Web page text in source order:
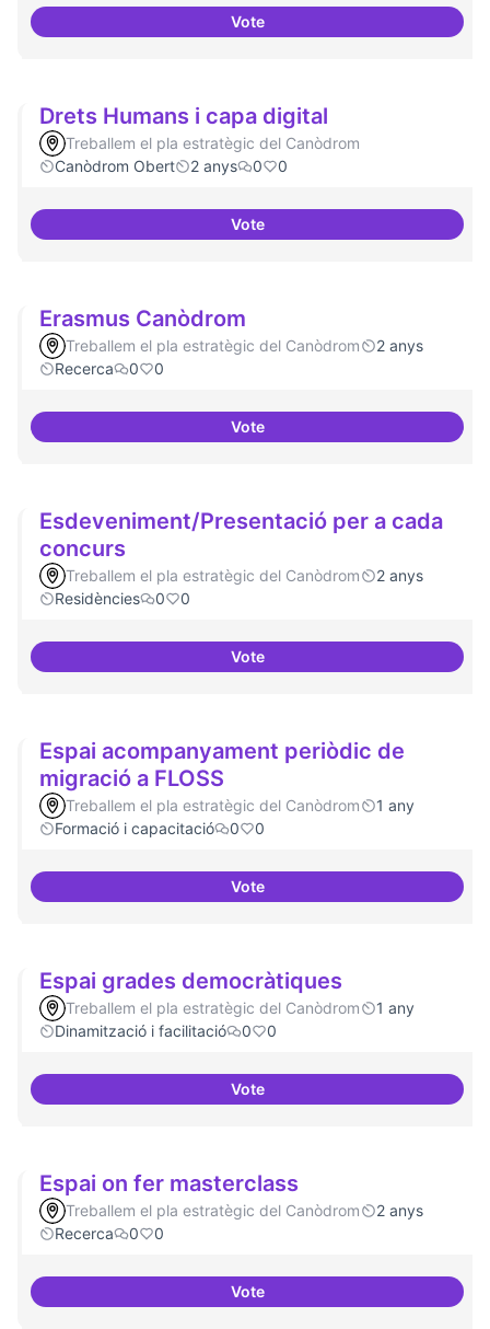
VoteDinamització de la participació
Drets Humans i capa digital
Treballem el pla estratègic del Canòdrom
Canòdrom Obert
2 anys 0 0
VoteDrets Humans i capa digital
Erasmus Canòdrom
Treballem el pla estratègic del Canòdrom
2 anys
Recerca
0 0
VoteErasmus Canòdrom
Esdeveniment/Presentació per a cada
concurs
Treballem el pla estratègic del Canòdrom
2 anys
Residències
0 0
VoteEsdeveniment/Presentació per
Espai acompanyament periòdic de
migració a FLOSS
Treballem el pla estratègic del Canòdrom
1 any
Formació i capacitació
0 0
VoteEspai acompanyament periòdic
Espai grades democràtiques
Treballem el pla estratègic del Canòdrom
1 any
Dinamització i facilitació
0 0
VoteEspai grades democràtiques
Espai on fer masterclass
Treballem el pla estratègic del Canòdrom
2 anys
Recerca
0 0
VoteEspai on fer masterclass